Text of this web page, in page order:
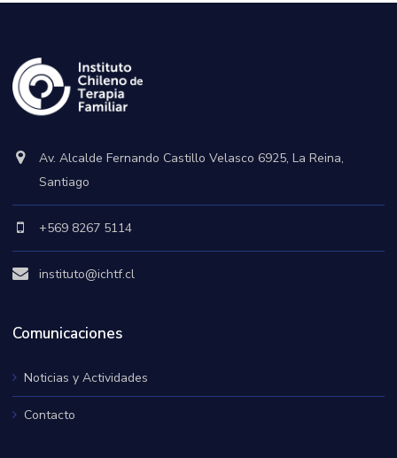
Av. Alcalde Fernando Castillo Velasco 6925, La Reina,
Santiago
+569 8267 5114
instituto@ichtf.cl
Comunicaciones
Noticias y Actividades
Contacto